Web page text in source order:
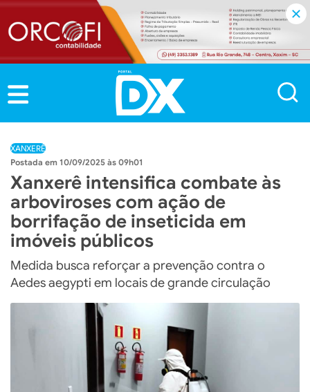
XANXERÊ
10/09/2025 às 09h01
Xanxerê intensifica combate às
arboviroses com ação de
borrifação de inseticida em
imóveis públicos
Medida busca reforçar a prevenção contra o
Aedes aegypti em locais de grande circulação